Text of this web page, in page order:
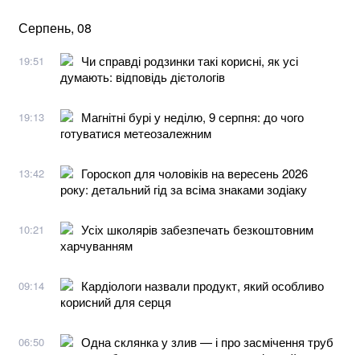
Серпень, 08
19:51
Чи справді родзинки такі корисні, як усі
думають: відповідь дієтологів
19:13
Магнітні бурі у неділю, 9 серпня: до чого
готуватися метеозалежним
13:42
Гороскоп для чоловіків на вересень 2026
року: детальний гід за всіма знаками зодіаку
10:21
Усіх школярів забезпечать безкоштовним
харчуванням
09:14
Кардіологи назвали продукт, який особливо
корисний для серця
06:50
Одна склянка у злив — і про засмічення труб